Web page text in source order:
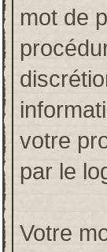
mot de
votre
par le
Votre